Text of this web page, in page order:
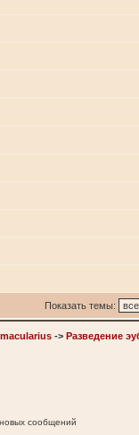
Показать темы:
-> Разведение
сообщений